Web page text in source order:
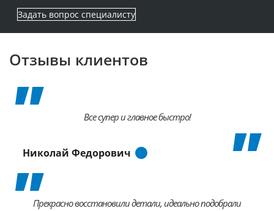
Задать вопрос специалисту
Отзывы клиентов
Все супер и главное быстро!
Николай Федорович
Прекрасно восстановили детали, идеально подобрали